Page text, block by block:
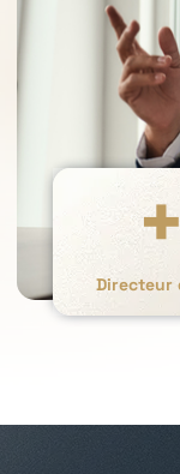
Directeur
+